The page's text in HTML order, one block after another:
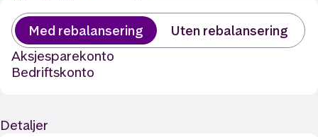
Med rebalansering
Uten rebalansering
Aksjesparekonto
Bedriftskonto
Detaljer